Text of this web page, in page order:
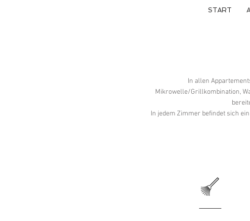
START
Ich bin ein Textabschnitt. Klicken
"Text bearbeiten" oder
In allen
Mikrowelle/Grillkombination,
In jedem Zimmer befindet sich